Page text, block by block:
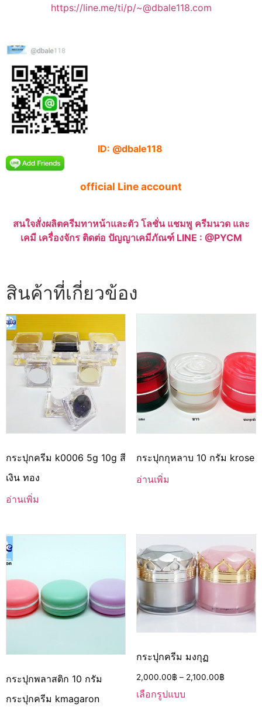
https://line.me/ti/p/~@dbale118.com
ID: @dbale118
official Line account
สนใจสั่งผลิตครีมทาหน้าและตัว โลชั่น แชมพู ครีมนวด และ
เคมี เครื่องจักร ติดต่อ ปัญญาเคมีภัณฑ์ LINE : @PYCM
สินค้าที่เกี่ยวข้อง
กระปุกครีม k0006 5g 10g สี
เงิน ทอง
อ่านเพิ่ม
กระปุกกุหลาบ 10 กรัม krose
อ่านเพิ่ม
กระปุกพลาสติก 10 กรัม
กระปุกครีม kmagaron
กระปุกครีม มงกุฏ
2,000.00฿ – 2,100.00฿
เลือกรูปแบบ